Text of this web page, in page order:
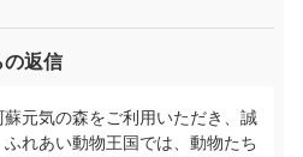
の返信
元気の森をご利用いただき、誠
れあい動物王国では、動物たち